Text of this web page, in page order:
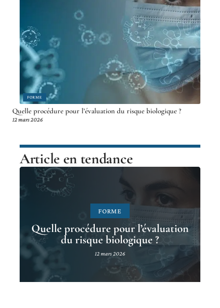
FORME
Quelle procédure pour l’évaluation du risque biologique ?
12 mars 2026
Article en tendance
FORME
Quelle procédure pour l’évaluation
du risque biologique ?
12 mars 2026